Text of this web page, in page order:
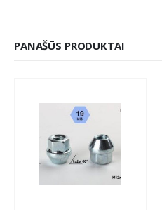
PANAŠŪS PRODUKTAI